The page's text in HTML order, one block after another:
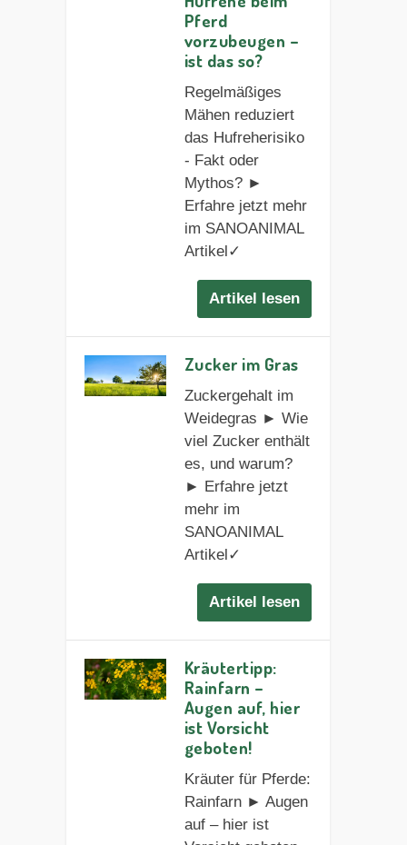
Pferd
vorzubeugen –
ist das so?
Regelmäßiges
Mähen reduziert
das Hufreherisiko
- Fakt oder
Mythos? ►
Erfahre jetzt mehr
im SANOANIMAL
Artikel✓
Artikel lesen
Zucker im Gras
Zuckergehalt im
Weidegras ► Wie
viel Zucker enthält
es, und warum?
► Erfahre jetzt
mehr im
SANOANIMAL
Artikel✓
Artikel lesen
Kräutertipp:
Rainfarn –
Augen auf, hier
ist Vorsicht
geboten!
Kräuter für Pferde:
Rainfarn ► Augen
auf – hier ist